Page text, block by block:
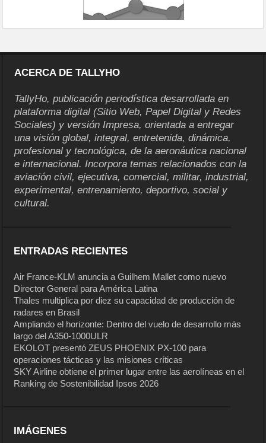
ACERCA DE TALLYHO
TallyHo, publicación periodística desarrollada en
plataforma digital (Sitio Web, Papel Digital y Redes
Sociales) y versión Impresa, orientada a entregar
una visión global, integral, entretenida, dinámica,
profesional y tecnológica, de la aeronáutica nacional
e internacional. Incorpora temas relacionados con la
aviación civil, ejecutiva, comercial, militar, industrial,
experimental, entrenamiento, deportivo, social y
cultural.
ENTRADAS RECIENTES
Air France-KLM anuncia a Guilhem Mallet como nuevo
Director General para América Latina
Thales multiplica por diez su capacidad de producción de
radares en Brasil
Ampliando el horizonte: Dentro del vuelo de desarrollo más
largo del A350-1000ULR
EKOLOT presentó ZEUS PHOENIX PX-100 para
operaciones tácticas y las misiones críticas
SKY Airline obtiene el primer lugar entre las aerolíneas en el
Ranking de Sostenibilidad Ipsos 2026
IMÁGENES